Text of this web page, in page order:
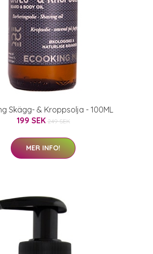
Skägg- & Kroppsolja - 100ML
199 SEK 249 SEK
MER INFO!